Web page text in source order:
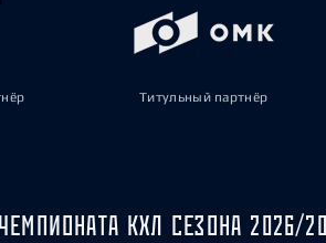
Титульный партнёр
КХЛ СЕЗОНА 2026/